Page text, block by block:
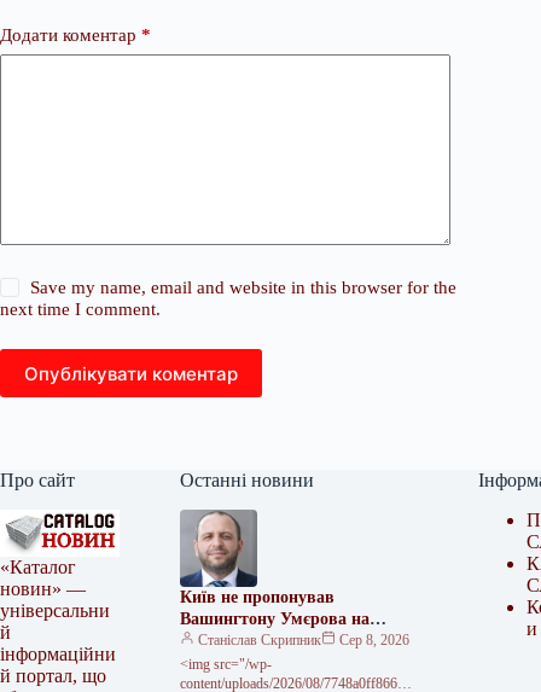
Додати коментар *
Save my name, email and website in this browser for the
next time I comment.
Опублікувати коментар
Про сайт
«Каталог
новин» —
універсальни
й
інформаційни
й портал, що
Останні новини
Київ не пропонував
Вашингтону Умєрова на
посаду посла – джерело
Станіслав Скрипник
Сер 8, 2026
<img src="/wp-
content/uploads/2026/08/7748a0ff86661
и